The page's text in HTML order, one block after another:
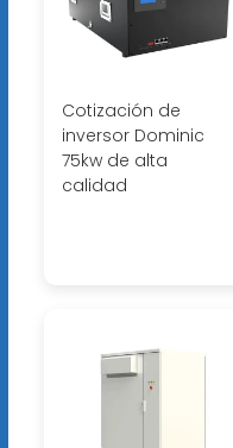
Cotización de
inversor Dominic
75kw de alta
calidad